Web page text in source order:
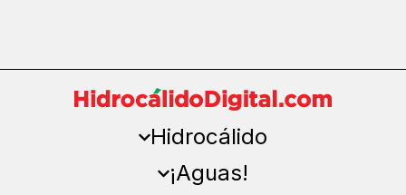
Hidrocálido
¡Aguas!